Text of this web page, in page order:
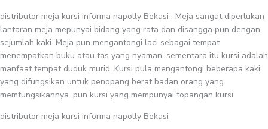
distributor meja kursi informa napolly Bekasi : Meja sangat diperlukan
lantaran meja mepunyai bidang yang rata dan disangga pun dengan
sejumlah kaki. Meja pun mengantongi laci sebagai tempat
menempatkan buku atau tas yang nyaman. sementara itu kursi adalah
manfaat tempat duduk murid. Kursi pula mengantongi beberapa kaki
yang difungsikan untuk penopang berat badan orang yang
memfungsikannya. pun kursi yang mempunyai topangan kursi.
distributor meja kursi informa napolly Bekasi